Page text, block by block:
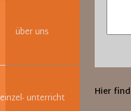
über uns
einzel- unterricht
Hier